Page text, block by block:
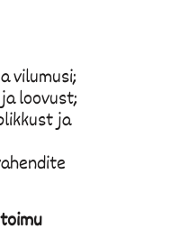
vilumusi;
loovust;
ja